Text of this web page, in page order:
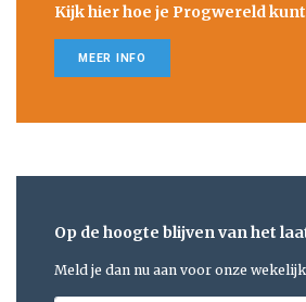
Kijk hier hoe je Progwereld
MEER INFO
Op de hoogte blijven van het
Meld je dan nu aan voor onze